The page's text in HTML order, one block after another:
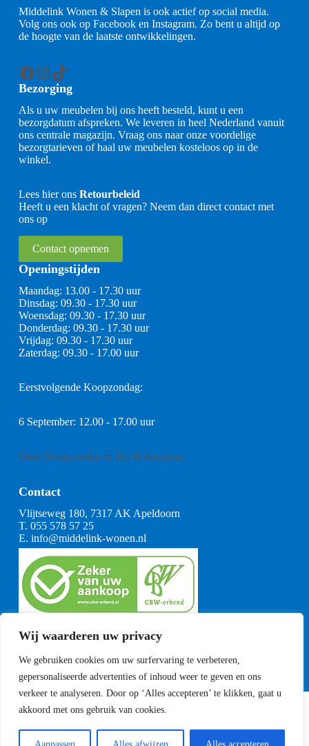
Wij waarderen uw privacy
We gebruiken cookies om uw surfervaring te verbeteren,
gepersonaliseerde advertenties of inhoud weer te geven en ons
verkeer te analyseren. Door op ‘Alles accepteren’ te klikken, gaat u
akkoord met ons gebruik van cookies.
Middelink Wonen & Slapen is ook actief op social media.
Volg ons ook op Facebook en Instagram. Zo bent u altijd op
de hoogte van de laatste ontwikkelingen.
Facebook
Instagram
TikTok
Bezorging
Als u uw meubelen bij ons heeft besteld, kunt u een
bezorgdatum afspreken. We leveren in heel Nederland vanuit
ons centrale magazijn. Vraag ons naar onze voordelige
bezorgtarieven of haal uw meubelen kosteloos op in de
winkel.
Lees hier ons Retourbeleid
Heeft u een klacht of vragen? Neem dan direct contact met
ons op
Contact opnemen
Openingstijden
Maandag: 13.00 - 17.30 uur
Dinsdag: 09.30 - 17.30 uur
Woensdag: 09.30 - 17.30 uur
Donderdag: 09.30 - 17.30 uur
Vrijdag: 09.30 - 17.30 uur
Zaterdag: 09.30 - 17.00 uur
Eerstvolgende Koopzondag:
6 September: 12.00 - 17.00 uur
Geen Koopzondag in Juli & Augustus
Contact
Vlijtseweg 180, 7317 AK Apeldoorn
T. 055 578 57 25
E. info@middelink-wonen.nl
KvK: 08164360
BTW: NL001377739B29
Algemene voorwaarden
CBW voorwaarden
Copyright Middelink Wonen 2023
Sitemap